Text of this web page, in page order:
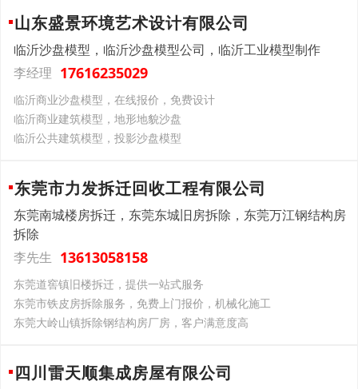
山东盛景环境艺术设计有限公司
临沂沙盘模型，临沂沙盘模型公司，临沂工业模型制作
李经理 17616235029
临沂商业沙盘模型，在线报价，免费设计
临沂商业建筑模型，地形地貌沙盘
临沂公共建筑模型，投影沙盘模型
东莞市力发拆迁回收工程有限公司
东莞南城楼房拆迁，东莞东城旧房拆除，东莞万江钢结构房
拆除
李先生 13613058158
东莞道窖镇旧楼拆迁，提供一站式服务
东莞市铁皮房拆除服务，免费上门报价，机械化施工
东莞大岭山镇拆除钢结构房厂房，客户满意度高
四川雷天顺集成房屋有限公司